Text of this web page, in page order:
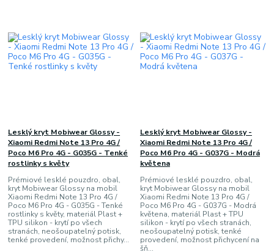
Lesklý kryt Mobiwear Glossy -
Xiaomi Redmi Note 13 Pro 4G /
Poco M6 Pro 4G - G035G - Tenké
rostlinky s květy
Prémiové lesklé pouzdro, obal,
kryt Mobiwear Glossy na mobil
Xiaomi Redmi Note 13 Pro 4G /
Poco M6 Pro 4G - G035G - Tenké
rostlinky s květy, materiál Plast +
TPU silikon - krytí po všech
stranách, neošoupatelný potisk,
tenké provedení, možnost přichy...
Lesklý kryt Mobiwear Glossy -
Xiaomi Redmi Note 13 Pro 4G /
Poco M6 Pro 4G - G037G - Modrá
květena
Prémiové lesklé pouzdro, obal,
kryt Mobiwear Glossy na mobil
Xiaomi Redmi Note 13 Pro 4G /
Poco M6 Pro 4G - G037G - Modrá
květena, materiál Plast + TPU
silikon - krytí po všech stranách,
neošoupatelný potisk, tenké
provedení, možnost přichycení na
šň...